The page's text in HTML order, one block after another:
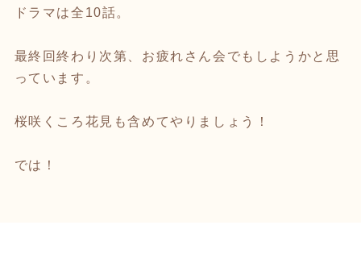
ドラマは全10話。
最終回終わり次第、お疲れさん会でもしようかと思
っています。
桜咲くころ花見も含めてやりましょう！
では！